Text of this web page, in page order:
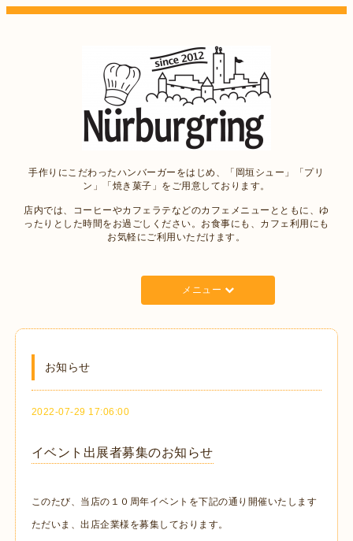
手作りにこだわったハンバーガーをはじめ、「岡垣シュー」「プリ
ン」「焼き菓子」をご用意しております。
店内では、コーヒーやカフェラテなどのカフェメニューとともに、ゆ
ったりとした時間をお過ごしください。お食事にも、カフェ利用にも
お気軽にご利用いただけます。
メニュー
お知らせ
2022-07-29 17:06:00
イベント出展者募集のお知らせ
このたび、当店の１０周年イベントを下記の通り開催いたします
ただいま、出店企業様を募集しております。